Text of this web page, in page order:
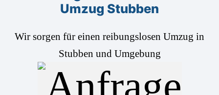
Umzug Stubben
Wir sorgen für einen reibungslosen Umzug in
Stubben und Umgebung